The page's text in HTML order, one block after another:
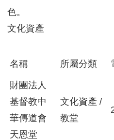
臺
北
市
鄰
冊
色。
文化資產
名稱 所屬分類
財團法人
基督教中
華傳道會
天恩堂
文化資產 /
教堂